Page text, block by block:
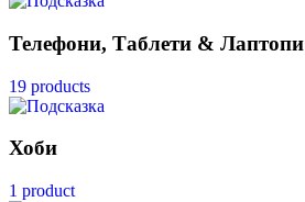
Телефони, Таблети & Лаптопи
19 products
Хоби
1 product